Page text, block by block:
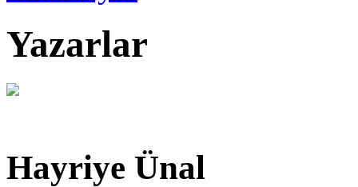
Yazarlar
Hayriye Ünal